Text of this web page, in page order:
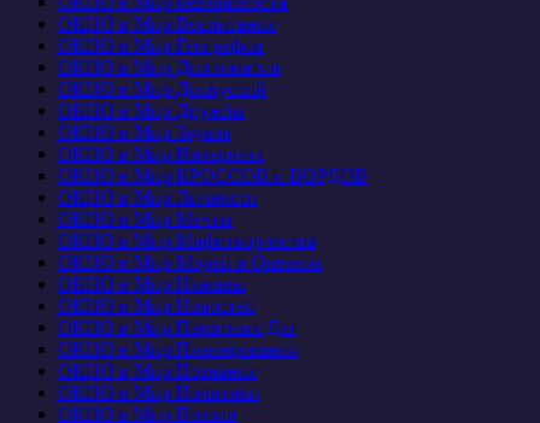
ОКНО в Мир Воспитания
ОКНО в Мир Географии
ОКНО в Мир Дипломатии
ОКНО в Мир Дискуссий
ОКНО в Мир Дружбы
ОКНО в Мир Звуков
ОКНО в Мир Интернета
ОКНО в Мир КРОССОВ и ВОРДОВ
ОКНО в Мир Личности
ОКНО в Мир Мечты
ОКНО в Мир Мифотворчества
ОКНО в Мир Морей и Океанов
ОКНО в Мир Наживы
ОКНО в Мир Новостей
ОКНО в Мир Памятных Дат
ОКНО в Мир Планирования
ОКНО в Мир Познания
ОКНО в Мир Политики
ОКНО в Мир Поэзии